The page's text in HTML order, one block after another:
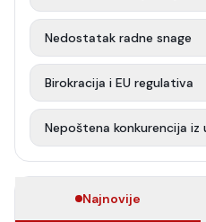
Nedostatak radne snage
Birokracija i EU regulativa
Nepoštena konkurencija iz
Najnovije